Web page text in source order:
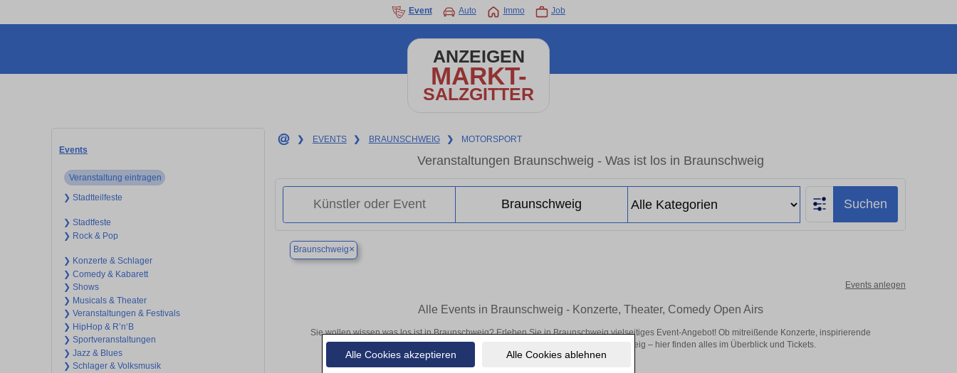
Alle Cookies akzeptieren Alle Cookies ablehnen
Event Auto Immo Job
ANZEIGEN
MARKT-
SALZGITTER
Events
Veranstaltung eintragen
❯ Stadtteilfeste
❯ Stadtfeste
❯ Rock & Pop
❯ Konzerte & Schlager
❯ Comedy & Kabarett
❯ Shows
❯ Musicals & Theater
❯ Veranstaltungen & Festivals
❯ HipHop & R’n‘B
❯ Sportveranstaltungen
❯ Jazz & Blues
❯ Schlager & Volksmusik
❯ EVENTS ❯ BRAUNSCHWEIG ❯ MOTORSPORT
Veranstaltungen Braunschweig - Was ist los in Braunschweig
Suchen
Braunschweig×
Events anlegen
Alle Events in Braunschweig - Konzerte, Theater, Comedy Open Airs
Sie wollen wissen was los ist in Braunschweig? Erleben Sie in Braunschweig vielseitiges Event-Angebot! Ob mitreißende Konzerte, inspirierende
Theateraufführungen oder aufregende Veranstaltungen in Braunschweig – hier finden alles im Überblick und Tickets.